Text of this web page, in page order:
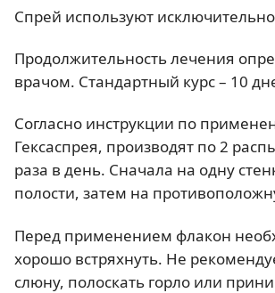
Спрей используют
Продолжительность лечения
врачом. Стандартный курс – 10
Согласно инструкции по
Гексаспрея, производят по 2
раза в день. Сначала на одну
полости, затем на
Перед применением флакон
хорошо встряхнуть. Не
слюну, полоскать горло или